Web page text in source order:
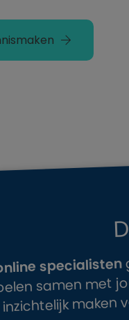
specialisten
samen met
inzichtelijk maken